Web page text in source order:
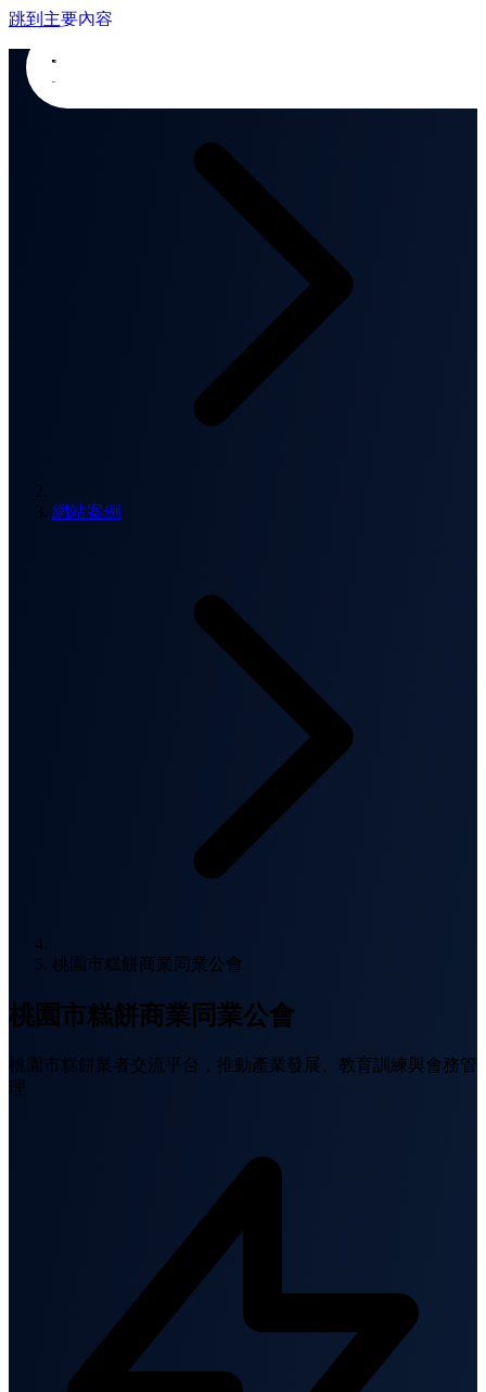
跳到主要內容
首頁
網站案例
桃園市糕餅商業同業公會
桃園市糕餅商業同業公會
桃園市糕餅業者交流平台，推動產業發展、教育訓練與會務管
理